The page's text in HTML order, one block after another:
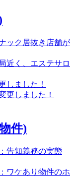
ック居抜き店舗が
近く、エステサロ
しました！
更しました！
件)
告知義務の実態
ワケあり物件のホ